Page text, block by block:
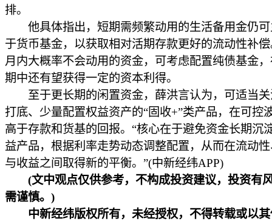
排。
他具体指出，短期需频繁动用的生活备用金仍可
于货币基金，以获取相对活期存款更好的流动性补
月内大概率不会动用的资金，可考虑配置纯债基金
期中还有望获得一定的资本利得。
至于更长期的闲置资金，薛洪言认为，可适当关
打底、少量配置权益资产的“固收+”类产品，在可控
高于存款和货基的回报。“核心在于避免资金长期沉
益产品，根据利率走势动态调整配置，从而在流动
与收益之间取得新的平衡。”(中新经纬APP)
(文中观点仅供参考，不构成投资建议，投资有
需谨慎。)
中新经纬版权所有，未经授权，不得转载或以